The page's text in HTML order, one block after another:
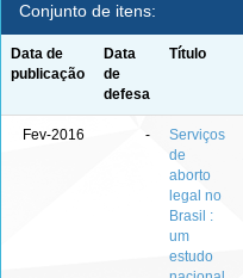
Conjunto de itens:
Data de
publicação
Data
de
defesa
Título
Fev-2016 -
Serviços
de
aborto
legal no
Brasil :
um
estudo